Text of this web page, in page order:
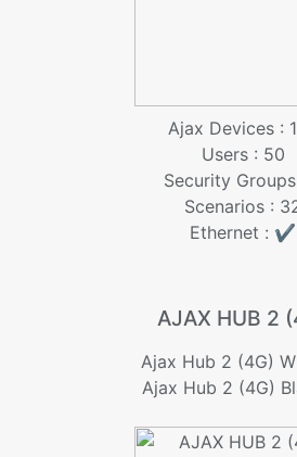
Ajax Devices :
Users : 50
Security
Scenarios :
Ethernet : ✔️
AJAX HUB 2
Ajax Hub 2 (4G)
Ajax Hub 2 (4G)